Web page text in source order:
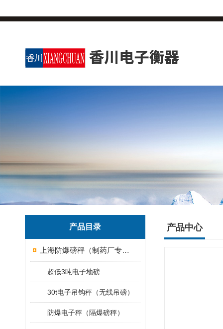
产品目录
上海防爆磅秤（制药厂专用）
超低3吨电子地磅
30t电子吊钩秤（无线吊磅）
防爆电子秤（隔爆磅秤）
产品中心